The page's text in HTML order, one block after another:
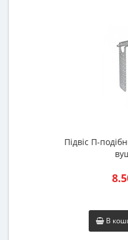
Підвіс П-
В